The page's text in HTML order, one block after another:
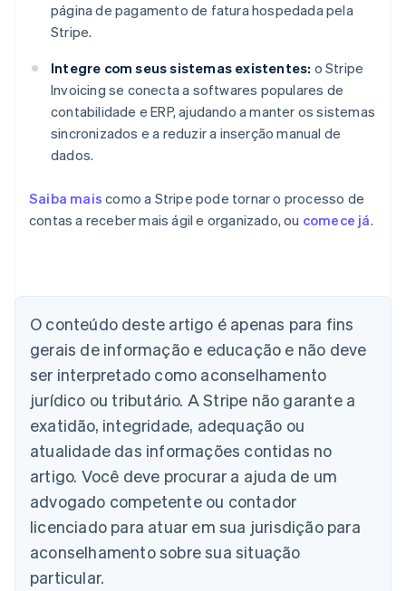
página de pagamento de fatura hospedada pela
Stripe.
Integre com seus sistemas existentes: o Stripe
Invoicing se conecta a softwares populares de
contabilidade e ERP, ajudando a manter os sistemas
sincronizados e a reduzir a inserção manual de
dados.
Saiba mais como a Stripe pode tornar o processo de
contas a receber mais ágil e organizado, ou comece já.
O conteúdo deste artigo é apenas para fins
gerais de informação e educação e não deve
ser interpretado como aconselhamento
jurídico ou tributário. A Stripe não garante a
exatidão, integridade, adequação ou
atualidade das informações contidas no
artigo. Você deve procurar a ajuda de um
advogado competente ou contador
licenciado para atuar em sua jurisdição para
aconselhamento sobre sua situação
particular.
Austrália
English
Áustria
DeutschEnglish
Bélgica
Brasil
PortuguêsEnglish
Bulgária
Canadá
EnglishFrançais
China continental
简体中文English
Chipre
English